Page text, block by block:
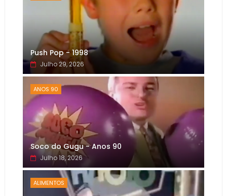
Push Pop - 1998
Julho 29, 2026
ANOS 90
Soco do Gugu - Anos 90
Julho 18, 2026
ALIMENTOS